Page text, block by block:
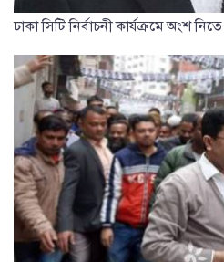
ঢাকা সিটি নির্বাচনী কার্যক্রমে অংশ